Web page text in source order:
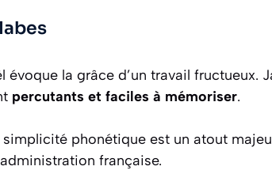
évoque la grâce d’un travail fructueux.
percutants et faciles à mémoriser.
phonétique est un atout
française.